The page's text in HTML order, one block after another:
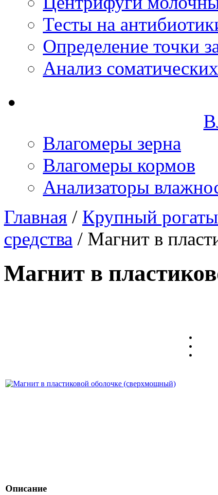
Тесты на
Определение точки
Анализ
Влагомеры зерна
Влагомеры кормов
Анализаторы
Главная / Крупный
средства / Магнит в
Магнит в
Описание